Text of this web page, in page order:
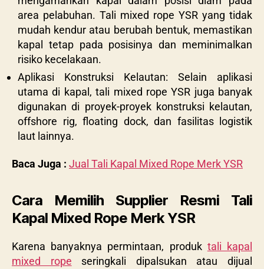
area pelabuhan. Tali mixed rope YSR yang tidak
mudah kendur atau berubah bentuk, memastikan
kapal tetap pada posisinya dan meminimalkan
risiko kecelakaan.
Aplikasi Konstruksi Kelautan: Selain aplikasi
utama di kapal, tali mixed rope YSR juga banyak
digunakan di proyek-proyek konstruksi kelautan,
offshore rig, floating dock, dan fasilitas logistik
laut lainnya.
Baca Juga : Jual Tali Kapal Mixed Rope Merk YSR
Cara Memilih Supplier Resmi Tali
Kapal Mixed Rope Merk YSR
Karena banyaknya permintaan, produk tali kapal
mixed rope seringkali dipalsukan atau dijual